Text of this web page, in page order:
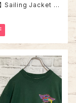
Sailing Jacket L
nautica”ノー
セーリングジャケッ
胸ロゴ 旧タグ アウ
カ USA 古着